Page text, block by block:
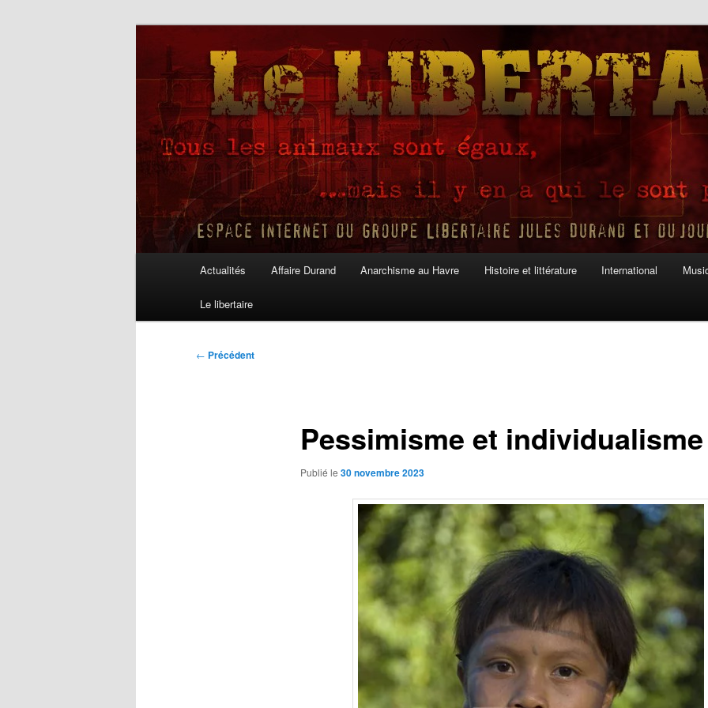
Le Libertaire
Actualités Affaire Durand Anarchisme au Havre Histoire et littérature International
Le libertaire
Navigation
← Précédent
Pessimisme et individualisme
Publié le 30 novembre 2023